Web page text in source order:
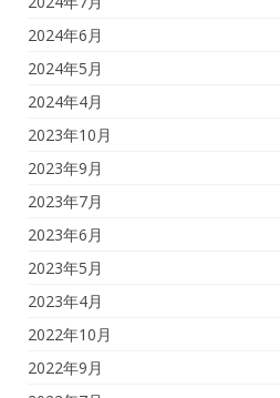
2024年6月
2024年5月
2024年4月
2023年10月
2023年9月
2023年7月
2023年6月
2023年5月
2023年4月
2022年10月
2022年9月